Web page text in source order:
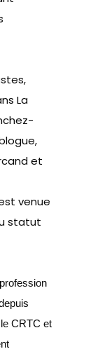
La
,
et
venue
statut
CRTC et